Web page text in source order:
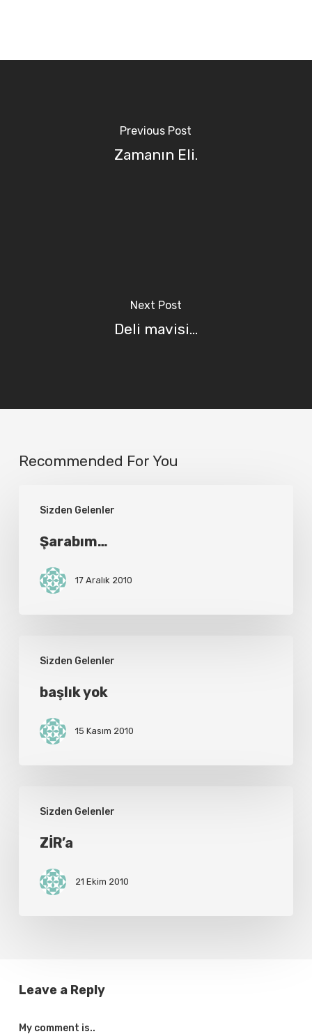
Previous Post
Zamanın Eli.
Next Post
Deli mavisi...
Recommended For You
Sizden Gelenler
Şarabım…
17 Aralık 2010
Sizden Gelenler
başlık yok
15 Kasım 2010
Sizden Gelenler
ZİR’a
21 Ekim 2010
Leave a Reply
My comment is..